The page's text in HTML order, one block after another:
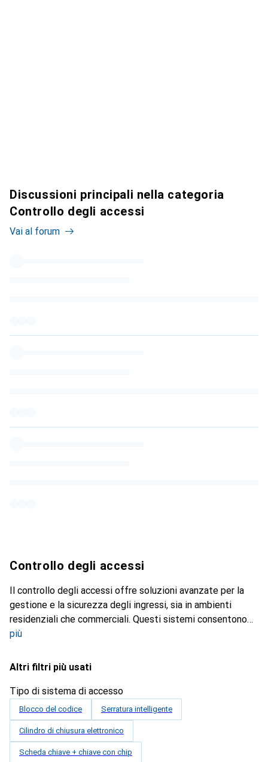
Discussioni principali nella categoria
Controllo degli accessi
Vai al forum
Controllo degli accessi
Il controllo degli accessi offre soluzioni avanzate per la
gestione e la sicurezza degli ingressi, sia in ambienti
residenziali che commerciali. Questi sistemi consentono
più
Altri filtri più usati
Tipo di sistema di accesso
Blocco del codice Serratura intelligente
Cilindro di chiusura elettronico
Scheda chiave + chiave con chip